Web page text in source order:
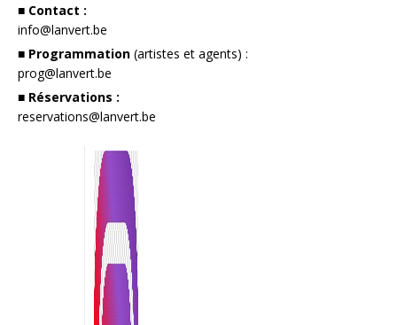
■ Contact :
info@lanvert.be
■ Programmation (artistes et agents) :
prog@lanvert.be
■ Réservations :
reservations@lanvert.be